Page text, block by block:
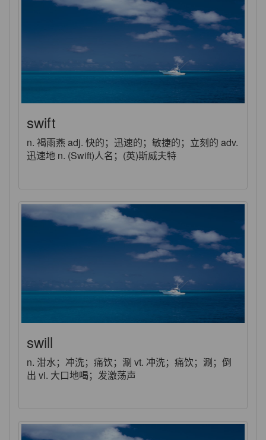
swift
n. 褐雨燕 adj. 快的；迅速的；敏捷的；立刻的 adv.
迅速地 n. (Swift)人名；(英)斯威夫特
swill
n. 泔水；冲洗；痛饮；涮 vt. 冲洗；痛饮；涮；倒
出 vi. 大口地喝；发激荡声